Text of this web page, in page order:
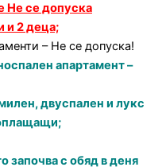
Не се допуска
и 2 деца;
– Не се допуска!
апартамент –
двуспален и лукс
започва с обяд в деня